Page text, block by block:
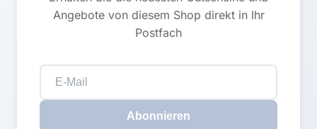
Angebote von diesem Shop direkt in Ihr
Postfach
Abonnieren